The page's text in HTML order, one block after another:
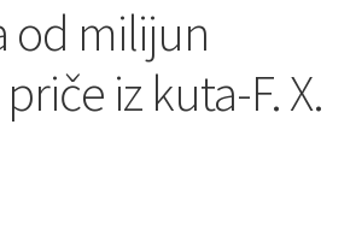
od milijun
iz kuta-F. X.